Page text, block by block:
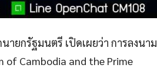
ายกรัฐมนตรี เปิดเผยว่า การลงนาม
of Cambodia and the Prime